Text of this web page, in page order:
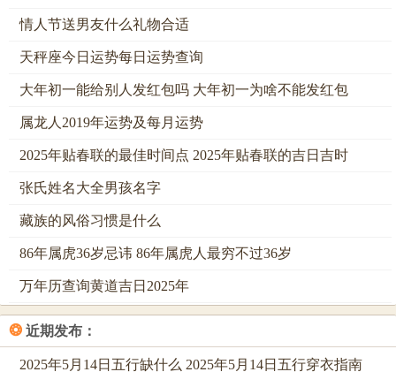
的「财帛星」，让它不仅为你带来财富，更带来因财富而生
的圆满。
那它代表的「五福」，不只是是个人的安康，更是将长寿，
富贵、康宁，好德、善终这五种人间极致的圆满，一并打包
安宁与妥帖。
「六爻相生」乃易经中最为顺遂的卦象。六，是顺，是滑，
是命运的河道被疏浚之后的通畅，这66元的红包，犹如一把
利剑，斩断流年里的「羊刃」同「飞刃」，基这个数字的律
它预示着你的事业、情感、健康。都将如顺水行舟，一日千
里，由这个数字加持，仿佛人生从此被按下了快进键，所有
情人节送男友什么礼物合适
天秤座今日运势每日运势查询
大年初一能给别人发红包吗 大年初一为啥不能发红包
属龙人2019年运势及每月运势
2025年贴春联的最佳时间点 2025年贴春联的吉日吉时
张氏姓名大全男孩名字
藏族的风俗习惯是什么
86年属虎36岁忌讳 86年属虎人最穷不过36岁
万年历查询黄道吉日2025年
❂ 近期发布：
2025年5月14日五行缺什么 2025年5月14日五行穿衣指南